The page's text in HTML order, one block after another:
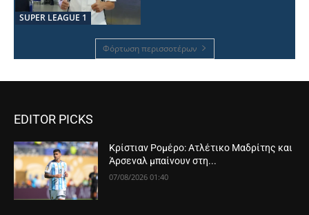
SUPER LEAGUE 1
Φόρτωση περισσοτέρων
EDITOR PICKS
Κρίστιαν Ρομέρο: Ατλέτικο Μαδρίτης και
Άρσεναλ μπαίνουν στη...
07/08/2026 01:40